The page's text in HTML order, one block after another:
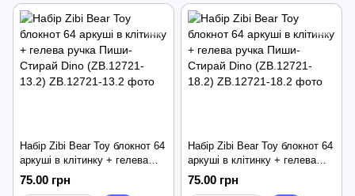
Набір Zibi Bear Toy блокнот 64
аркуші в клітинку + гелева
ручка Пиши-Стирай Dino
(ZB.12721-13.2)
75.00 грн
Набір Zibi Bear Toy блокнот 64
аркуші в клітинку + гелева
ручка Пиши-Стирай Dino
(ZB.12721-18.2)
75.00 грн